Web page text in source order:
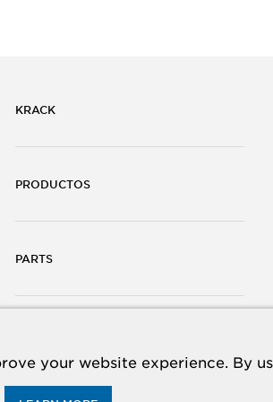
your website experience. By
KRACK
PRODUCTOS
PARTS